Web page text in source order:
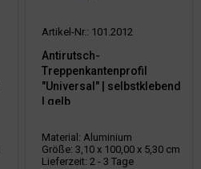
Artikel-Nr.: 101.2012
Antirutsch-
Treppenkantenprofil
"Universal" | selbstklebend
| gelb
Material: Aluminium
Größe: 3,10 x 100,00 x 5,30 cm
Lieferzeit: 2 - 3 Tage